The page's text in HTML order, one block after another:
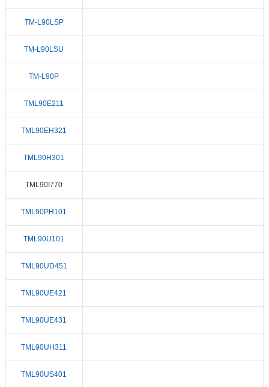
TM-L90LSP
TM-L90LSU
TM-L90P
TML90E211
TML90EH321
TML90H301
TML90I770
TML90PH101
TML90U101
TML90UD451
TML90UE421
TML90UE431
TML90UH311
TML90US401